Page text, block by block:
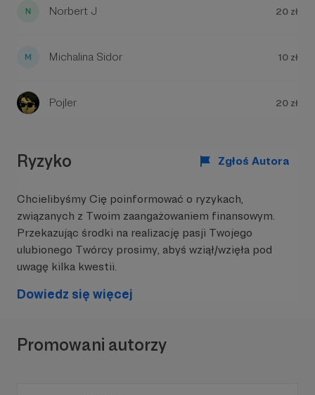
ułatwią i przyspieszą powstawanie odcinków.
dużo czasu i pieniędzy. Będziemy Wam niezwykle
W tym miejscu powinna być zewnętrzna
treść
Aby zobaczyć treść musisz zmienić ustawienia
polityki prywatności
Norbert J 20 zł
Michalina Sidor 10 zł
Pojler 20 zł
Ryzyko Zgłoś Autora
Chcielibyśmy Cię poinformować o ryzykach,
związanych z Twoim zaangażowaniem finansowym.
Przekazując środki na realizację pasji Twojego
ulubionego Twórcy prosimy, abyś wziął/wzięła pod
uwagę kilka kwestii.
Dowiedz się więcej
Promowani autorzy